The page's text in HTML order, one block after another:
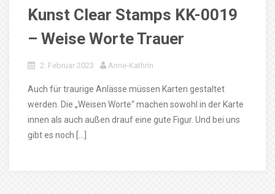
Kunst Clear Stamps KK-0019
– Weise Worte Trauer
2. Februar 2023 Anne-Kathrin
Auch für traurige Anlässe müssen Karten gestaltet
werden. Die „Weisen Worte“ machen sowohl in der Karte
innen als auch außen drauf eine gute Figur. Und bei uns
gibt es noch […]